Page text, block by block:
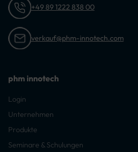
+49 89 1222 838 00
verkauf@phm-innotech.com
phm innotech
Login
Unternehmen
Produkte
Seminare & Schulungen